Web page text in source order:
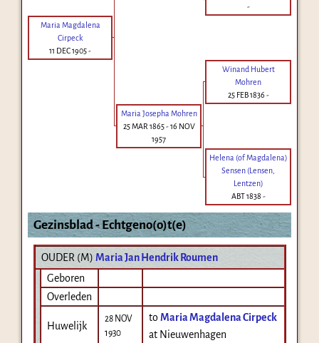
-
Maria Magdalena
Cirpeck
11 DEC 1905-
Winand Hubert
Mohren
25 FEB 1836 -
Maria Josepha Mohren
25 MAR 1865-16 NOV
1957
Helena (of Magdalena)
Sensen (Lensen,
Lentzen)
ABT 1838 -
Gezinsblad - Echtgeno(o)t(e)
OUDER (M) Maria Jan Hendrik Roumen
Geboren
Overleden
Huwelijk
28 NOV
1930
toMaria Magdalena Cirpeck
at Nieuwenhagen